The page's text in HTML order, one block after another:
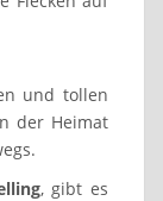
und tollen
der Heimat
, gibt es